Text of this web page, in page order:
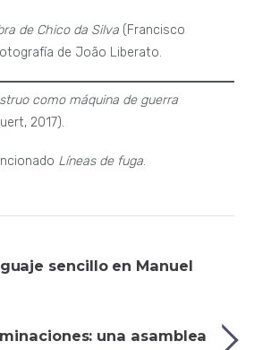
de Chico da Silva (Francisco
de João Liberato.
como máquina de guerra
2017).
Líneas de fuga.
sencillo en Manuel
una asamblea